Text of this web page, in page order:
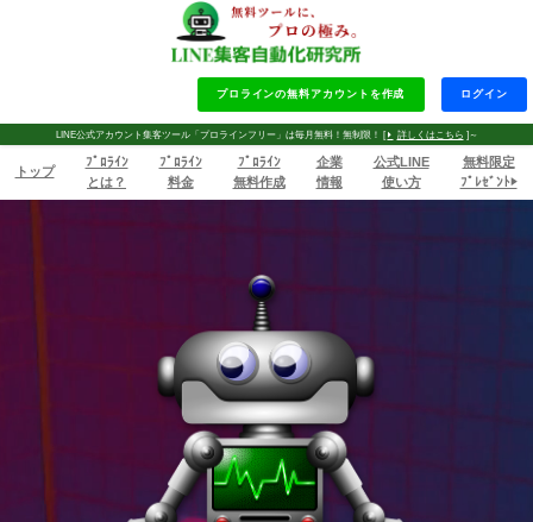
LINE公式アカウント集客ツール「プロラインフリー」は毎月無料！無制限！ [ 詳しくはこちら ]～
プロラインの無料アカウントを作成 ログイン
トップ
ﾌﾟﾛﾗｲﾝ
とは？
ﾌﾟﾛﾗｲﾝ
料金
ﾌﾟﾛﾗｲﾝ
無料作成
企業
情報
公式LINE
使い方
無料限定
ﾌﾟﾚｾﾞﾝﾄ▶